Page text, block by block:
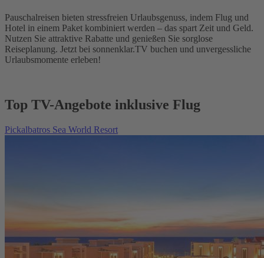
Pauschalreisen bieten stressfreien Urlaubsgenuss, indem Flug und
Hotel in einem Paket kombiniert werden – das spart Zeit und Geld.
Nutzen Sie attraktive Rabatte und genießen Sie sorglose
Reiseplanung. Jetzt bei sonnenklar.TV buchen und unvergessliche
Urlaubsmomente erleben!
Top TV-Angebote inklusive Flug
Pickalbatros Sea World Resort